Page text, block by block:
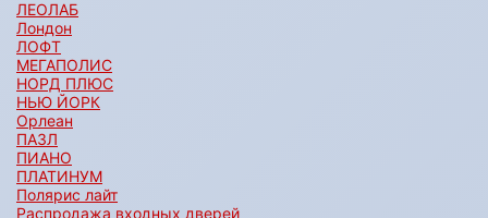
ЛЕОЛАБ
Лондон
ЛОФТ
МЕГАПОЛИС
НОРД ПЛЮС
НЬЮ ЙОРК
Орлеан
ПАЗЛ
ПИАНО
ПЛАТИНУМ
Полярис лайт
Распродажа входных дверей